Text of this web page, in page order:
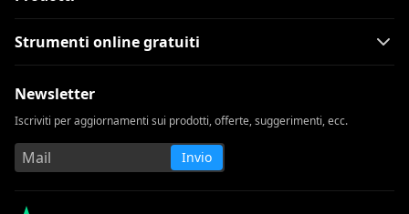
Strumenti online gratuiti
Newsletter
Iscriviti per aggiornamenti sui prodotti, offerte, suggerimenti, ecc.
Invio